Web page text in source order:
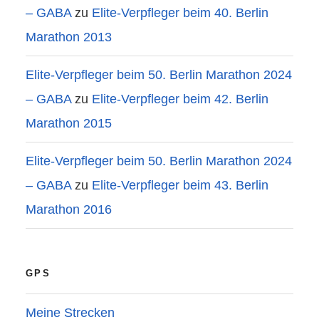
– GABAzu Elite-Verpfleger beim 40. Berlin
Marathon 2013
Elite-Verpfleger beim 50. Berlin Marathon 2024
– GABAzu Elite-Verpfleger beim 42. Berlin
Marathon 2015
Elite-Verpfleger beim 50. Berlin Marathon 2024
– GABAzu Elite-Verpfleger beim 43. Berlin
Marathon 2016
GPS
Meine Strecken